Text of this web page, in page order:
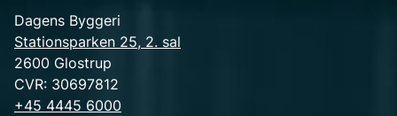
Dagens Byggeri
Stationsparken 25, 2. sal
2600 Glostrup
CVR: 30697812
+45 4445 6000